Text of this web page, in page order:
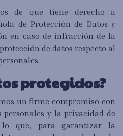
de que tiene derecho a
de Protección de Datos y
en caso de infracción de la
de datos respecto al
protegidos?
un firme compromiso con
y la privacidad de
lo que, para garantizar la